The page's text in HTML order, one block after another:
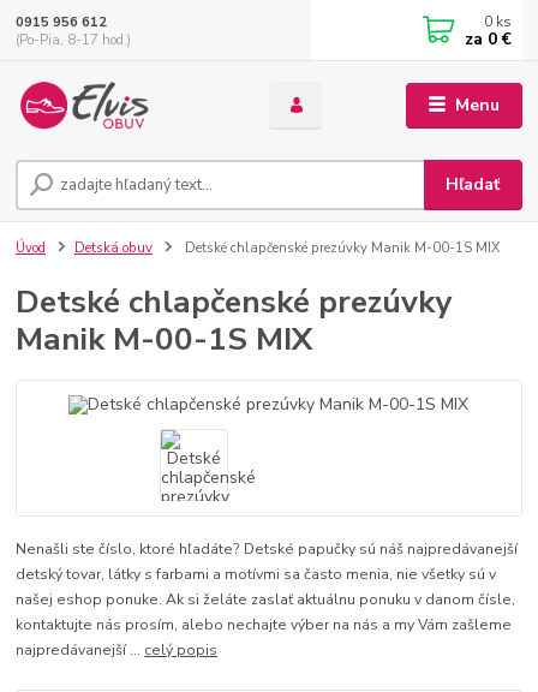
Menu
Hľadať
0915 956 612
(Po-Pia, 8-17 hod.)
0 ks
za 0 €
Úvod Detská obuv Detské chlapčenské prezúvky Manik M-00-1S MIX
Detské chlapčenské prezúvky
Manik M-00-1S MIX
Nenašli ste číslo, ktoré hľadáte? Detské papučky sú náš najpredávanejší
detský tovar, látky s farbami a motívmi sa často menia, nie všetky sú v
našej eshop ponuke. Ak si želáte zaslať aktuálnu ponuku v danom čísle,
kontaktujte nás prosím, alebo nechajte výber na nás a my Vám zašleme
najpredávanejší ... celý popis